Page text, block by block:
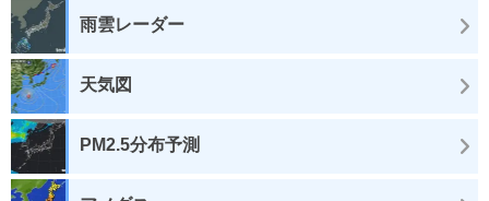
雨雲レーダー
天気図
PM2.5分布予測